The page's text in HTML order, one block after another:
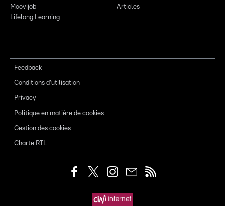
Moovijob
Lifelong Learning
Articles
Feedback
Conditions d'utilisation
Privacy
Politique en matière de cookies
Gestion des cookies
Charte RTL